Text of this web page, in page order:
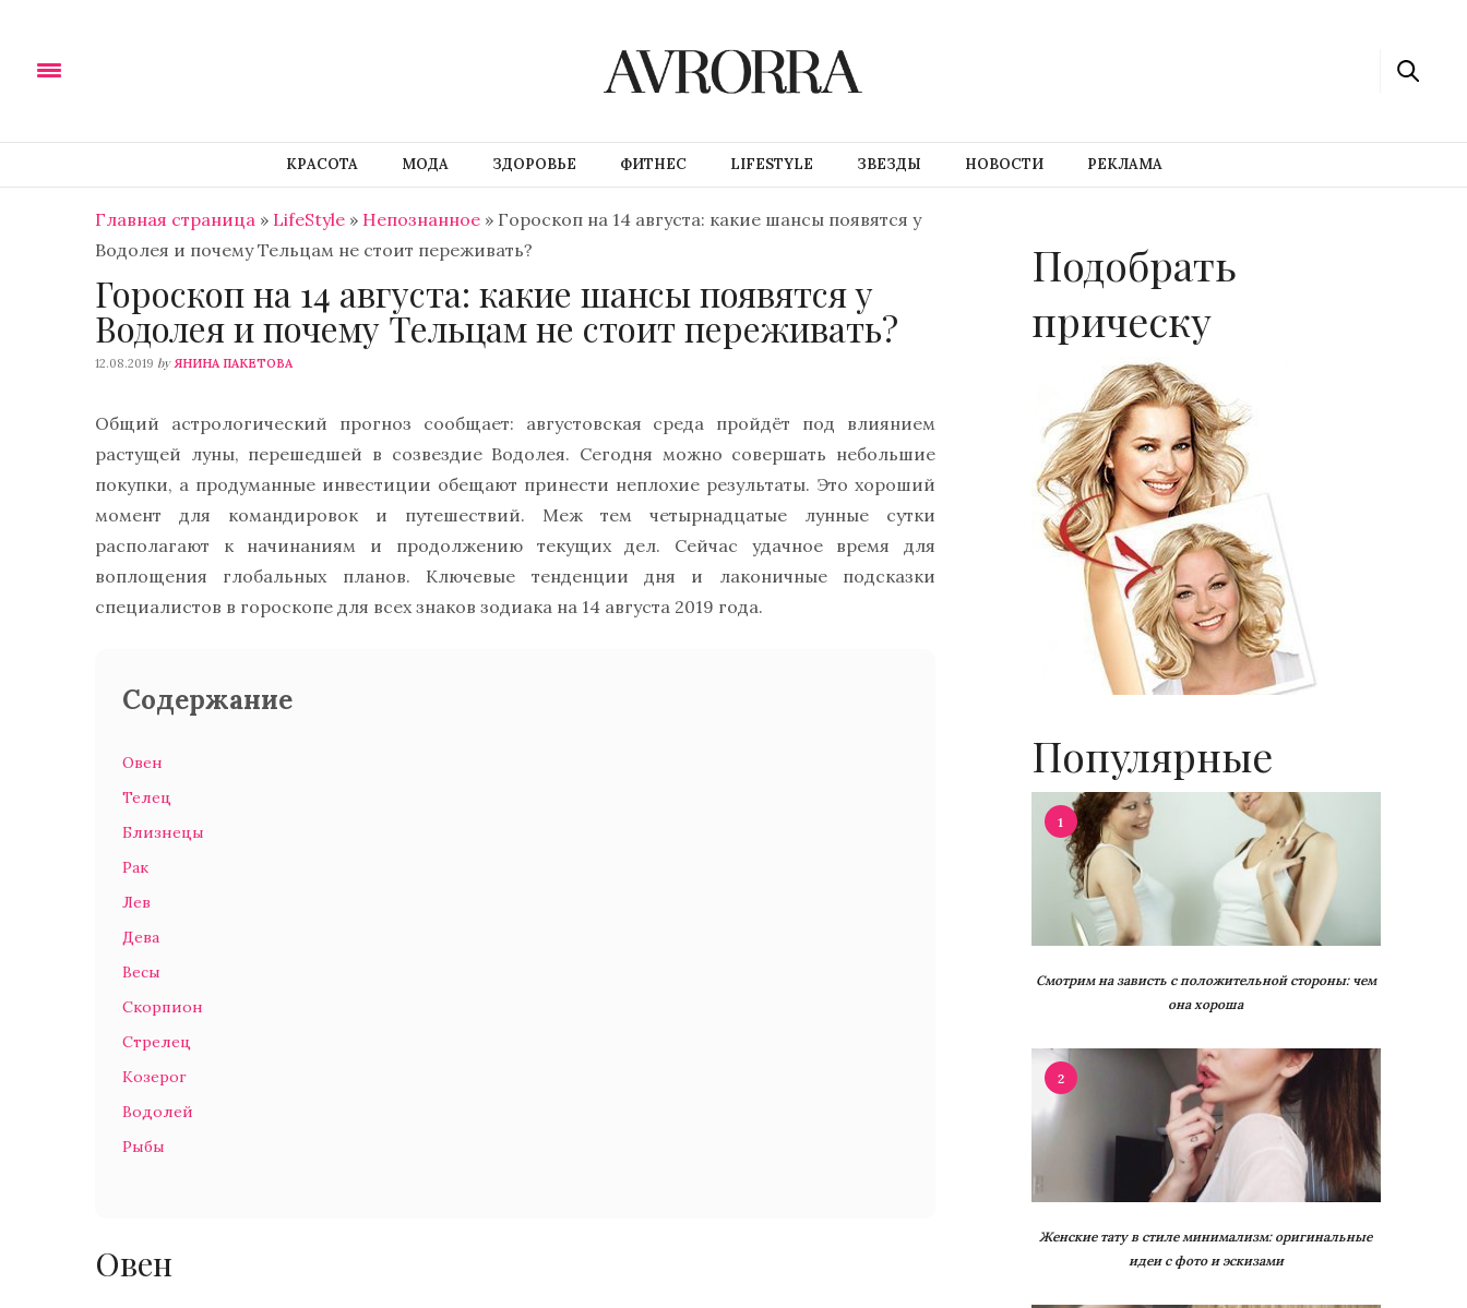
КРАСОТА МОДА ЗДОРОВЬЕ ФИТНЕС LIFESTYLE ЗВЕЗДЫ НОВОСТИ РЕКЛАМА
Главная страница » LifeStyle » Непознанное » Гороскоп на 14 августа: какие шансы появятся у
Водолея и почему Тельцам не стоит переживать?
Гороскоп на 14 августа: какие шансы появятся у
Водолея и почему Тельцам не стоит переживать?
12.08.2019 by ЯНИНА ПАКЕТОВА
Общий астрологический прогноз сообщает: августовская среда пройдёт под влиянием
растущей луны, перешедшей в созвездие Водолея. Сегодня можно совершать небольшие
покупки, а продуманные инвестиции обещают принести неплохие результаты. Это хороший
момент для командировок и путешествий. Меж тем четырнадцатые лунные сутки
располагают к начинаниям и продолжению текущих дел. Сейчас удачное время для
воплощения глобальных планов. Ключевые тенденции дня и лаконичные подсказки
специалистов в гороскопе для всех знаков зодиака на 14 августа 2019 года.
Содержание
Овен
Телец
Близнецы
Рак
Лев
Дева
Весы
Скорпион
Стрелец
Козерог
Водолей
Рыбы
Овен
Подобрать
прическу
Популярные
1
Смотрим на зависть с положительной стороны: чем
она хороша
2
Женские тату в стиле минимализм: оригинальные
идеи с фото и эскизами